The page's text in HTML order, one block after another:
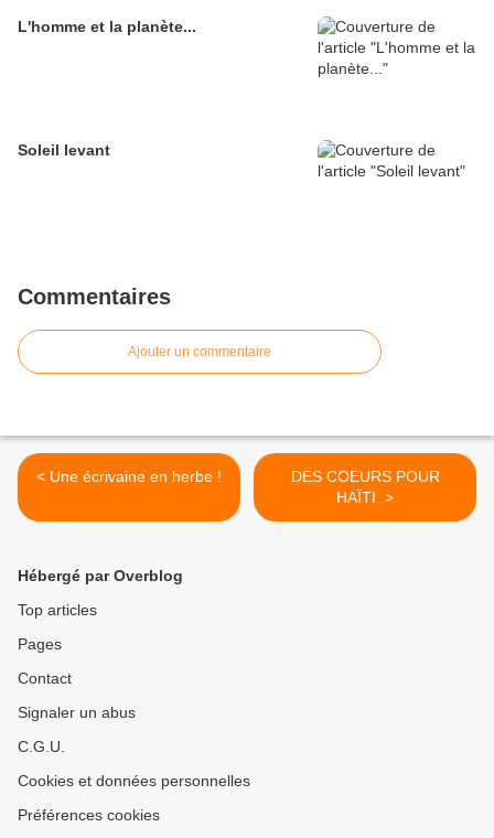
L'homme et la planète...
Soleil levant
Commentaires
Ajouter un commentaire
< Une écrivaine en herbe !
DES COEURS POUR
HAÏTI. >
Hébergé par Overblog
Top articles
Pages
Contact
Signaler un abus
C.G.U.
Cookies et données personnelles
Préférences cookies